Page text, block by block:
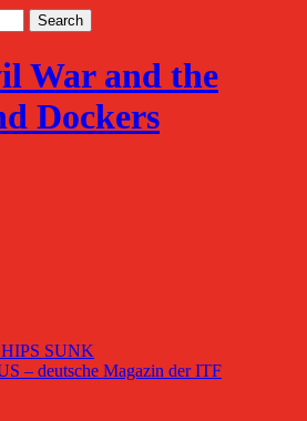
War and the
Dockers
SUNK
– deutsche Magazin der ITF